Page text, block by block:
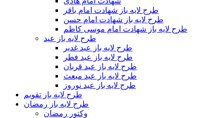
طرح لایه باز شهادت امام باقر
طرح لایه باز شهادت امام حسن
طرح لایه باز شهادت امام موسی کاظم
طرح لایه باز عید
طرح لایه باز عید غدیر
طرح لایه باز عید فطر
طرح لایه باز عید قربان
طرح لایه باز عید مبعث
طرح لایه باز عید نوروز
طرح لایه باز تقویم
طرح لایه باز رمضان
وکتور رمضان